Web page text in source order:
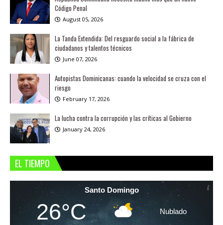
Código Penal
August 05, 2026
La Tanda Extendida: Del resguardo social a la fábrica de
ciudadanos y talentos técnicos
June 07, 2026
Autopistas Dominicanas: cuando la velocidad se cruza con el
riesgo
February 17, 2026
La lucha contra la corrupción y las críticas al Gobierno
January 24, 2026
EL TIEMPO
Santo Domingo
26°C Nublado